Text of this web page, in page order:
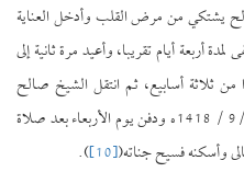
يشتكي من مرض القلب وأدخل العناية
أربعة أيام تقريبا، وأعيد مرة ثانية إلى
ثلاثة أسابيع، ثم انتقل الشيخ صالح
الأركاني إلى رحمة الله يوم الثلاثاء الموافق 15 /9 / 1418ه ودفن يوم الأربعاء بعد صلاة
[10]
).